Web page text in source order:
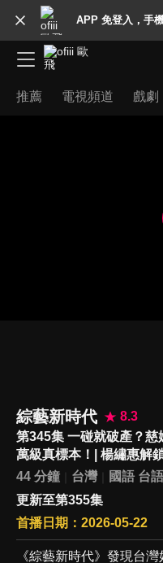
APP 免登入，手
推薦 電視頻道 戲劇
綜藝新時代
8.3
第345集 一碰就破產？
萬級真標本！| 楊繡惠解
絕美深藍秘境 | 最老土地
44 分鐘 台灣 國語 台語
更新至第355集
首播日期：2026-05-22
《綜藝新時代》發現台